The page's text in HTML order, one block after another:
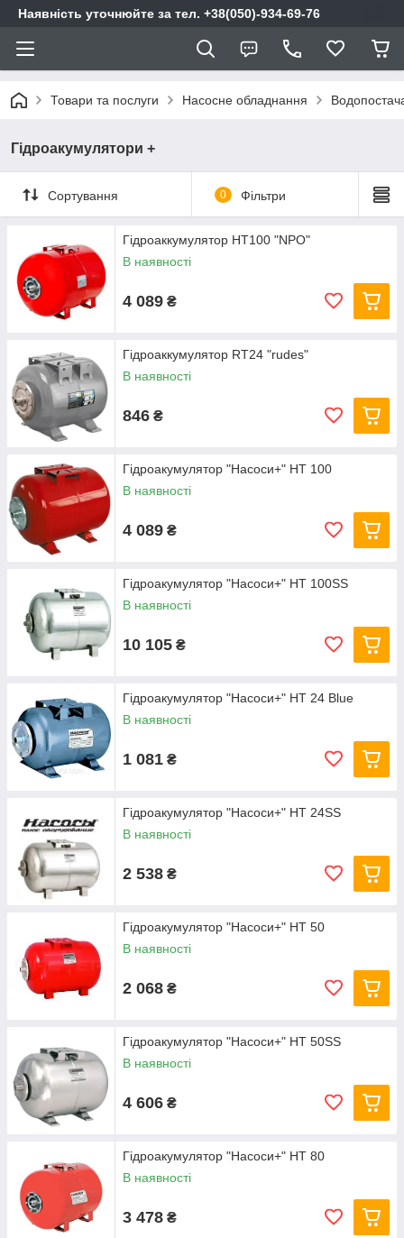
Наявність уточнюйте за тел. +38(050)-934-69-76
Товари та послуги Насосне обладнання
Гідроакумулятори +
Сортування 0 Фільтри
Гідроаккумулятор HT100 "NPO"
В наявності
4 089 ₴
Гідроаккумулятор RT24 "rudes"
В наявності
846 ₴
Гідроакумулятор "Насоси+" HT 100
В наявності
4 089 ₴
Гідроакумулятор "Насоси+" HT 100SS
В наявності
10 105 ₴
Гідроакумулятор "Насоси+" HT 24 Blue
В наявності
1 081 ₴
Гідроакумулятор "Насоси+" HT 24SS
В наявності
2 538 ₴
Гідроакумулятор "Насоси+" HT 50
В наявності
2 068 ₴
Гідроакумулятор "Насоси+" HT 50SS
В наявності
4 606 ₴
Гідроакумулятор "Насоси+" HT 80
В наявності
3 478 ₴